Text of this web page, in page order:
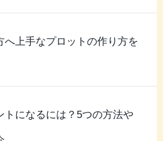
へ上手なプロットの作り方を
トになるには？5つの方法や